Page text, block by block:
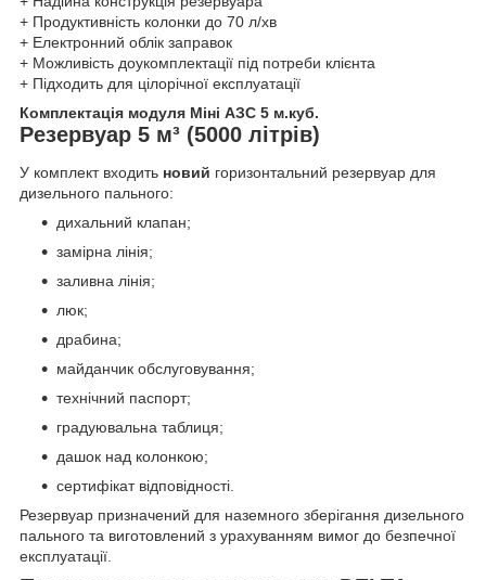
+ Продуктивність колонки до 70 л/хв
+ Електронний облік заправок
+ Можливість доукомплектації під потреби клієнта
+ Підходить для цілорічної експлуатації
Комплектація модуля Міні АЗС 5 м.куб.
Резервуар 5 м³ (5000 літрів)
У комплект входить новий горизонтальний резервуар для
дизельного пального:
дихальний клапан;
замірна лінія;
заливна лінія;
люк;
драбина;
майданчик обслуговування;
технічний паспорт;
градуювальна таблиця;
дашок над колонкою;
сертифікат відповідності.
Резервуар призначений для наземного зберігання дизельного
пального та виготовлений з урахуванням вимог до безпечної
експлуатації.